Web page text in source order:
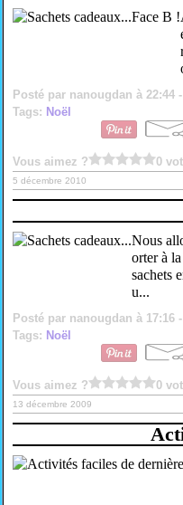
Posté par nanougdan à 22:44 -
Tags: Noël
Vous aimez ? 0
5 décembre 2010
Nous
orter à
sachets
u...
Posté par nanougdan à 17:16 -
Tags: Noël
Vous aimez ? 0
13 décembre 2009